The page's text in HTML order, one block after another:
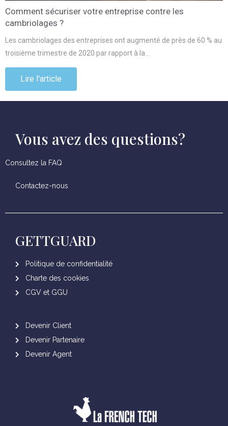
Comment sécuriser votre entreprise contre les
cambriolages ?
Les cambriolages des entreprises ont augmenté de près de 60 % au
troisième trimestre de 2020 par rapport à la…
Lire l'article
Vous avez des questions?
Consultez la FAQ
Contactez-nous
GETTGUARD
Politique de confidentialité
Charte des cookies
CGV et GGU
Devenir Client
Devenir Partenaire
Devenir Agent